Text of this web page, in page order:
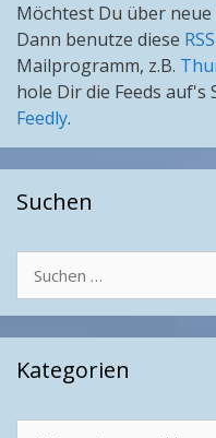
Möchtest Du über
Dann benutze diese
Mailprogramm, z.B.
hole Dir die Feeds auf's
Feedly.
Suchen
nach:
Kategorien